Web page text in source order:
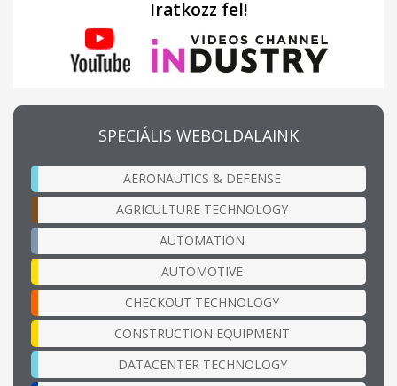
Iratkozz fel!
SPECIÁLIS WEBOLDALAINK
AERONAUTICS & DEFENSE
AGRICULTURE TECHNOLOGY
AUTOMATION
AUTOMOTIVE
CHECKOUT TECHNOLOGY
CONSTRUCTION EQUIPMENT
DATACENTER TECHNOLOGY